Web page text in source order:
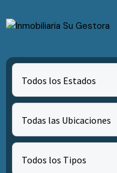
Todos los Estados
Todas las Ubicaciones
Todos los Tipos